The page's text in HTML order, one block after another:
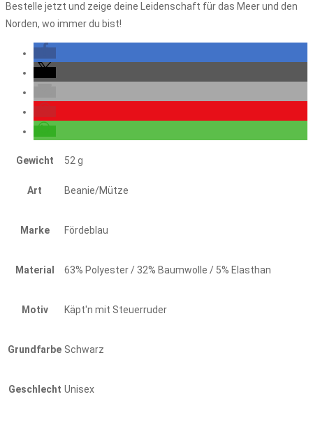
Bestelle jetzt und zeige deine Leidenschaft für das Meer und den
Norden, wo immer du bist!
Gewicht 52 g
Art Beanie/Mütze
Marke Fördeblau
Material 63% Polyester / 32% Baumwolle / 5% Elasthan
Motiv Käpt'n mit Steuerruder
Grundfarbe Schwarz
Geschlecht Unisex